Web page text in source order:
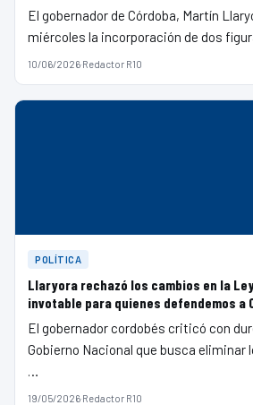
El gobernador de Córdoba, Martín
miércoles la incorporación de dos
10/06/2026·Redactor R10
POLÍTICA
Llaryora rechazó los cambios en la
invotable para quienes defendemos a
El gobernador cordobés criticó con
Gobierno Nacional que busca eliminar
…
19/05/2026·Redactor R10